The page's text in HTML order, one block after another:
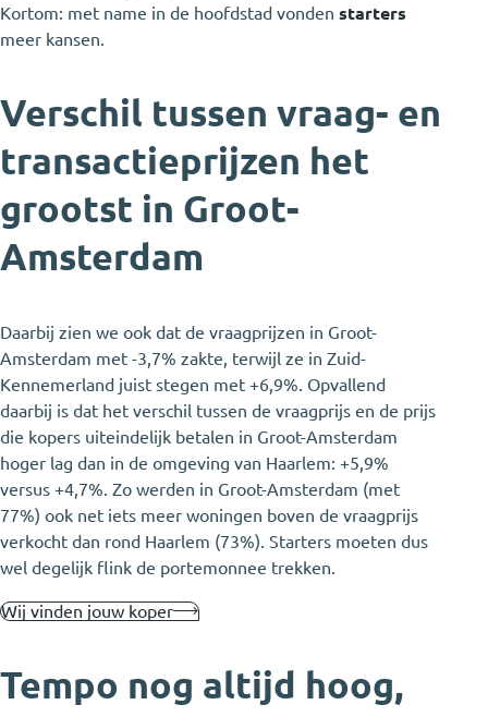
Kortom: met name in de hoofdstad vonden starters
meer kansen.
Verschil tussen vraag- en
transactieprijzen het
grootst in Groot-
Amsterdam
Daarbij zien we ook dat de vraagprijzen in Groot-
Amsterdam met -3,7% zakte, terwijl ze in Zuid-
Kennemerland juist stegen met +6,9%. Opvallend
daarbij is dat het verschil tussen de vraagprijs en de prijs
die kopers uiteindelijk betalen in Groot-Amsterdam
hoger lag dan in de omgeving van Haarlem: +5,9%
versus +4,7%. Zo werden in Groot-Amsterdam (met
77%) ook net iets meer woningen boven de vraagprijs
verkocht dan rond Haarlem (73%). Starters moeten dus
wel degelijk flink de portemonnee trekken.
Wij vinden jouw koper
Tempo nog altijd hoog,